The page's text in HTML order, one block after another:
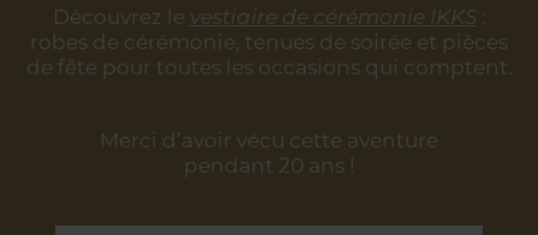
Découvrez le vestiaire de cérémonie IKKS:
robes de cérémonie, tenues de soirée et pièces
de fête pour toutes les occasions qui comptent.
Merci d’avoir vécu cette aventure
pendant 20 ans !